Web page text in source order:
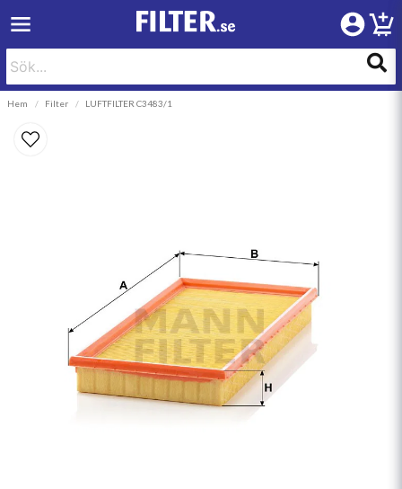
Hem Filter LUFTFILTER C3483/1